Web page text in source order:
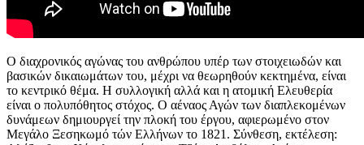
Ο διαχρονικός αγώνας του ανθρώπου υπέρ των στοιχειωδών και
βασικών δικαιωμάτων του, μέχρι να θεωρηθούν κεκτημένα, είναι
το κεντρικό θέμα. Η συλλογική αλλά και η ατομική Ελευθερία
είναι ο πολυπόθητος στόχος. Ο αέναος Αγών των διαπλεκομένων
δυνάμεων δημιουργεί την πλοκή του έργου, αφιερωμένο στον
Μεγάλο Ξεσηκωμό τών Ελλήνων το 1821. Σύνθεση, εκτέλεση: